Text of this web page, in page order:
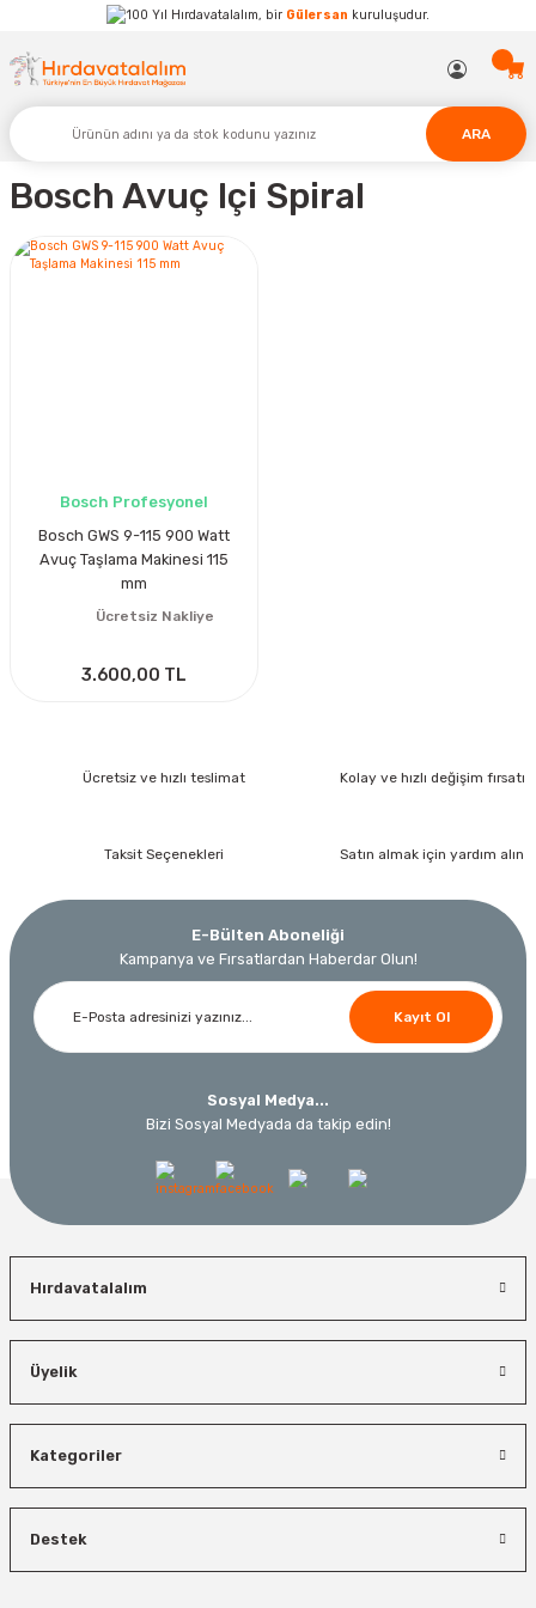
Hırdavatalalım, bir Gülersan kuruluşudur.
ARA
Bosch Avuç Içi Spiral
Bosch Profesyonel
Bosch GWS 9-115 900 Watt
Avuç Taşlama Makinesi 115
mm
Ücretsiz Nakliye
3.600,00 TL
Ücretsiz ve hızlı teslimat Kolay ve hızlı değişim fırsatı
Taksit Seçenekleri Satın almak için yardım alın
E-Bülten Aboneliği
Kampanya ve Fırsatlardan Haberdar Olun!
Kayıt Ol
Sosyal Medya...
Bizi Sosyal Medyada da takip edin!
Hırdavatalalım
Üyelik
Kategoriler
Destek